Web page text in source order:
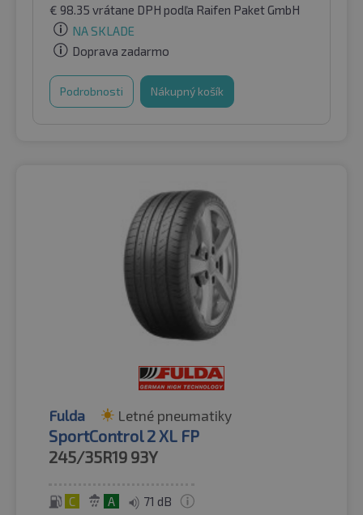
€ 98.35 vrátane DPH podľa Raifen Paket GmbH
NA SKLADE
Doprava zadarmo
Podrobnosti Nákupný košík
Fulda Letné pneumatiky
SportControl 2 XL FP
245/35R19 93Y
C A 71 dB